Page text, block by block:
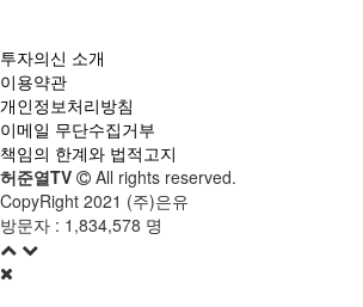
투자의신 소개
이용약관
개인정보처리방침
이메일 무단수집거부
책임의 한계와 법적고지
허준열TV
All rights reserved.
CopyRight 2021 (주)은유
방문자 : 1,834,578 명